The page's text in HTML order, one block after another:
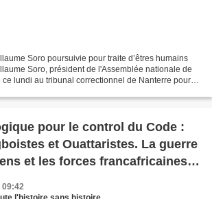
Soro poursuivie pour traite d’êtres humains
Soro, président de l'Assemblée nationale de
ce lundi au tribunal correctionnel de Nanterre pour
pour le control du Code :
et Ouattaristes. La guerre
et les forces francafricaines à
09:42